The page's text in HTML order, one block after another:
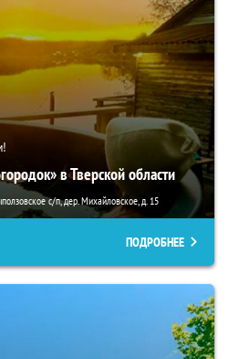
в Тверской области
с/п, дер. Михайловское, д. 15
ПОДРОБНЕЕ